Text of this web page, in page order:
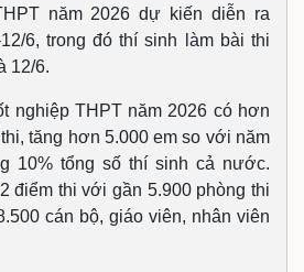
năm 2026 dự kiến diễn ra
6, trong đó thí sinh làm bài thi
12/6.
nghiệp THPT năm 2026 có hơn
tăng hơn 5.000 em so với năm
10% tổng số thí sinh cả nước.
điểm thi với gần 5.900 phòng thi
cán bộ, giáo viên, nhân viên